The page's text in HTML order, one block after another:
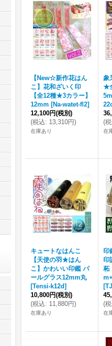
【New☆新作花はん
こ】花和ざいく印
【全12種★3カラー】
12mm [Na-watet-fl2]
12,100円(税別)
(税込: 13,310円)
在庫あり
象
★
(
在
キュートなはんこ
【天使の羽★はん
こ】かわいい印鑑 パ
ールグラス12mm丸
[Tensi-k12d]
10,800円(税別)
(税込: 11,880円)
在庫あり
印
印
柘
[
(
在